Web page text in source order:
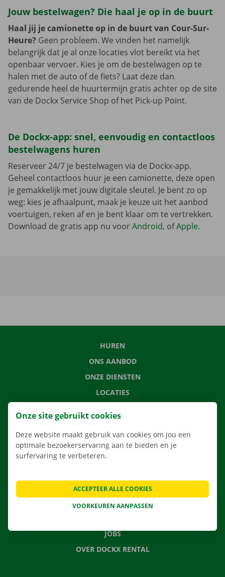
Jouw bestelwagen? Die haal je op in de buurt
Haal jij je camionette op in de buurt van Cour-Sur-
Heure? Geen probleem. We vinden het namelijk
belangrijk dat je al onze locaties vlot bereikt via het
openbaar vervoer. Kies je om de bestelwagen op te
halen met de auto of de fiets? Laat deze dan
gedurende heel de huurtermijn gratis achter op de site
van de Dockx Service Shop of het Pick-up Point.
De Dockx-app: snel, eenvoudig en contactloos
bestelwagens huren
Reserveer 24/7 je bestelwagen via de Dockx-app.
Geheel contactloos huur je een camionette, deze open
je gemakkelijk met jouw digitale sleutel. Je bent zo op
weg: kies je afhaalpunt, maak je keuze uit het aanbod
voertuigen, reken af en je bent klaar om te vertrekken.
Download de gratis app nu voorAndroid, ofApple.
HUREN
ONS AANBOD
ONZE DIENSTEN
LOCATIES
VEELGESTELDE VRAGEN
NIEUWS
JOBS
OVER DOCKX RENTAL
Onze site gebruikt cookies
Deze website maakt gebruik van cookies om jou een
optimale bezoekerservaring aan te bieden en je
surfervaring te verbeteren.
VOORKEUREN AANPASSEN
ACCEPTEER ALLE COOKIES